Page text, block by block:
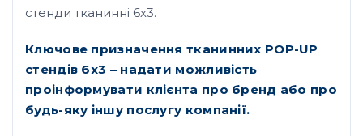
стенди тканинні 6х3.
Ключове призначення тканинних POP-UP
стендів 6х3 – надати можливість
проінформувати клієнта про бренд або про
будь-яку іншу послугу компанії.